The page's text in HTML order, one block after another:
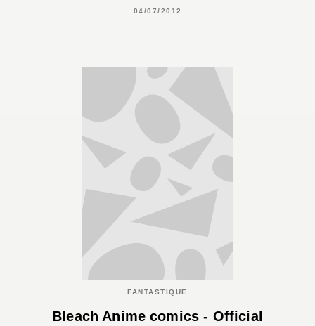
04/07/2012
FANTASTIQUE
Bleach Anime comics - Official